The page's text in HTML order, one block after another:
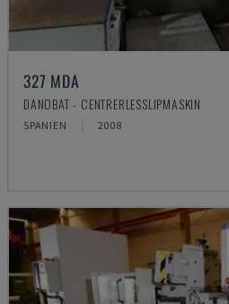
327 MDA
DANOBAT - CENTRERLESSLIPMASKIN
SPANIEN 2008